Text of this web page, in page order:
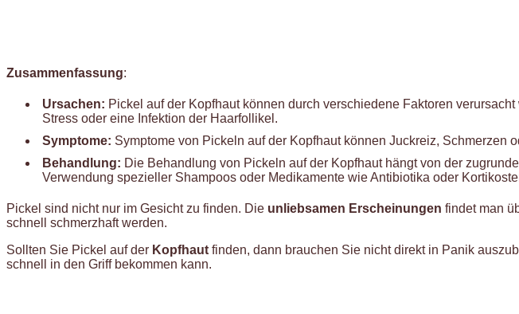
Zusammenfassung:
Ursachen: Pickel auf der Kopfhaut können durch verschiedene Faktoren
Stress oder eine Infektion der Haarfollikel.
Symptome: Symptome von Pickeln auf der Kopfhaut können Juckreiz,
Behandlung: Die Behandlung von Pickeln auf der Kopfhaut hängt von der
Verwendung spezieller Shampoos oder Medikamente wie Antibiotika oder
Pickel sind nicht nur im Gesicht zu finden. Die unliebsamen Erscheinungen findet man
schnell schmerzhaft werden.
Sollten Sie Pickel auf der Kopfhaut finden, dann brauchen Sie nicht direkt in Panik
schnell in den Griff bekommen kann.